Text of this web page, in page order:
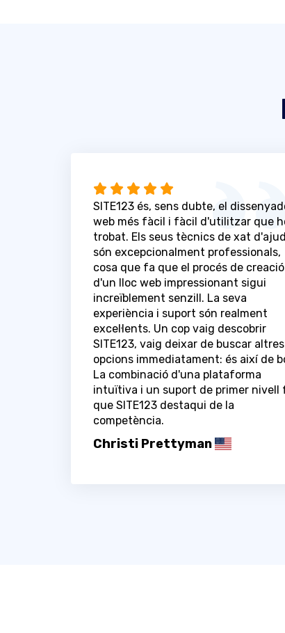
SITE123 és, sens dubte, el
web més fàcil i fàcil d'utilitzar que
trobat. Els seus tècnics de xat
són excepcionalment professionals,
cosa que fa que el procés de creació
d'un lloc web impressionant sigui
increïblement senzill. La seva
experiència i suport són realment
excel·lents. Un cop vaig descobrir
SITE123, vaig deixar de buscar altres
opcions immediatament: és així de
La combinació d'una plataforma
intuïtiva i un suport de primer nivell
que SITE123 destaqui de la
competència.
Christi Prettyman